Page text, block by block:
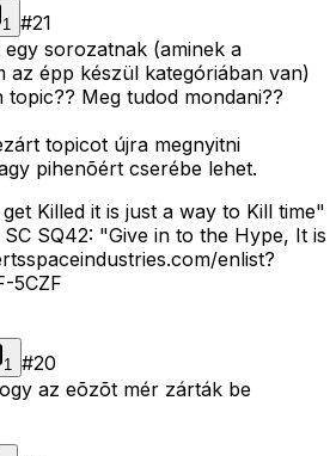
1 #21
sorozatnak (aminek a
az épp készül kategóriában van)
Meg tudod mondani??
topicot újra megnyitni
pihenõért cserébe lehet.
Killed it is just a way to Kill time"
SQ42: "Give in to the Hype, It is
enlist?
5CZF
1 #20
az eõzõt mér zárták be